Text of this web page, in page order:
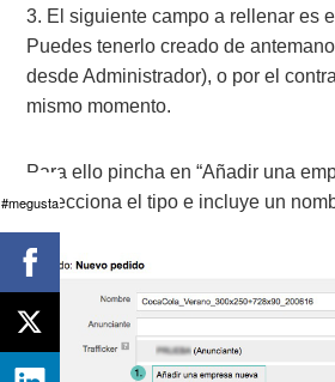
3. El siguiente campo a rellenar es
Puedes tenerlo creado de
desde Administrador), o por el
mismo momento.
Para ello pincha en “Añadir una
Selecciona el tipo e incluye un
#megusta